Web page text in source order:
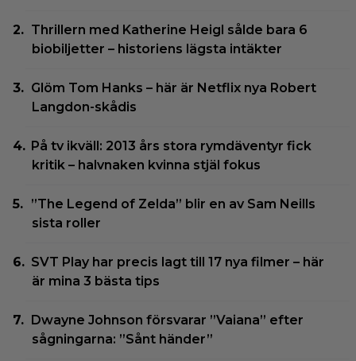
Thrillern med Katherine Heigl sålde bara 6
biobiljetter – historiens lägsta intäkter
Glöm Tom Hanks – här är Netflix nya Robert
Langdon-skådis
På tv ikväll: 2013 års stora rymdäventyr fick
kritik – halvnaken kvinna stjäl fokus
”The Legend of Zelda” blir en av Sam Neills
sista roller
SVT Play har precis lagt till 17 nya filmer – här
är mina 3 bästa tips
Dwayne Johnson försvarar ”Vaiana” efter
sågningarna: ”Sånt händer”